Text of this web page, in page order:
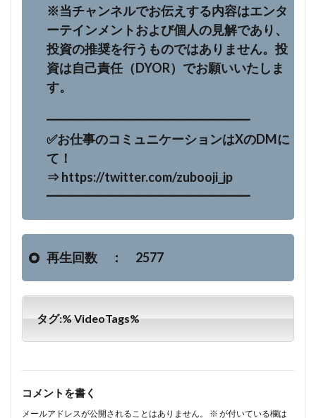
※当チャンネルでお伝えする内容はエンタ
ーテインメントおよび個人の見解であり、
投資の推奨を行うものではありません。投
資は自己責任（DYOR）でお願いいたしま
す。
━━━━━━━━━━━━━━━━
✅お仕事のコミュニケーションはXのDMに
て！
⇒ https://twitter.com/zubooji_jp
━━━━━━━━━━━━━━━━
再生回数 ： 2577
タグ:% VideoTags%
コメントを書く
メールアドレスが公開されることはありません。 ※ が付いている欄は